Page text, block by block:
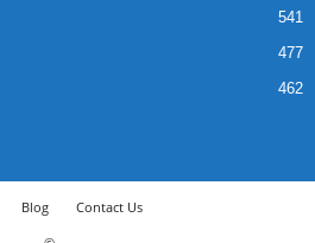
541
477
462
Blog
Contact Us